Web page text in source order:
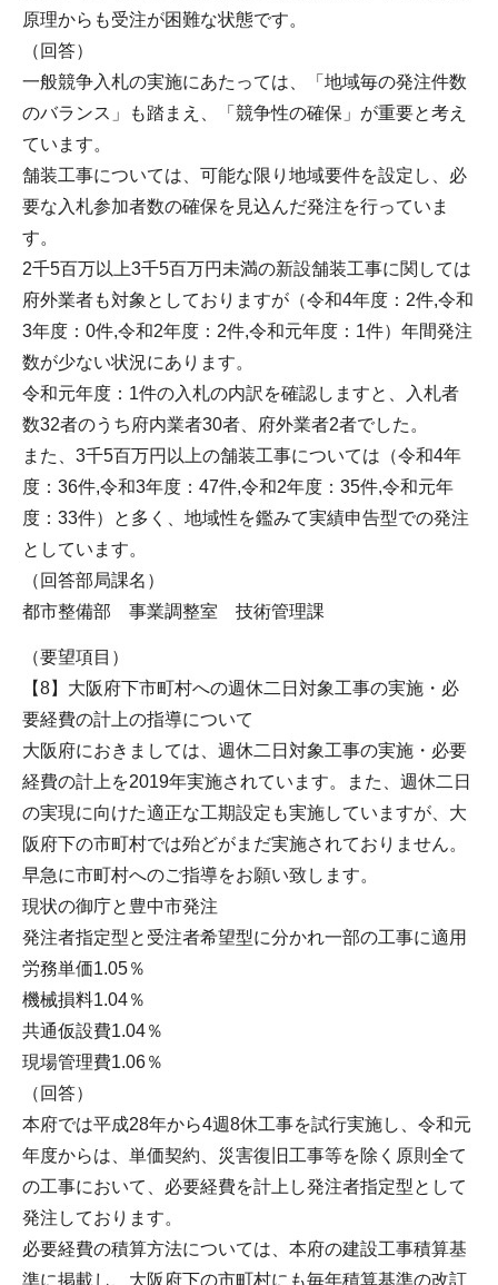
原理からも受注が困難な状態です。
（回答）
一般競争入札の実施にあたっては、「地域毎の発注件数
のバランス」も踏まえ、「競争性の確保」が重要と考え
ています。
舗装工事については、可能な限り地域要件を設定し、必
要な入札参加者数の確保を見込んだ発注を行っていま
す。
2千5百万以上3千5百万円未満の新設舗装工事に関しては
府外業者も対象としておりますが（令和4年度：2件,令和
3年度：0件,令和2年度：2件,令和元年度：1件）年間発注
数が少ない状況にあります。
令和元年度：1件の入札の内訳を確認しますと、入札者
数32者のうち府内業者30者、府外業者2者でした。
また、3千5百万円以上の舗装工事については（令和4年
度：36件,令和3年度：47件,令和2年度：35件,令和元年
度：33件）と多く、地域性を鑑みて実績申告型での発注
としています。
（回答部局課名）
都市整備部 事業調整室 技術管理課
（要望項目）
【8】大阪府下市町村への週休二日対象工事の実施・必
要経費の計上の指導について
大阪府におきましては、週休二日対象工事の実施・必要
経費の計上を2019年実施されています。また、週休二日
の実現に向けた適正な工期設定も実施していますが、大
阪府下の市町村では殆どがまだ実施されておりません。
早急に市町村へのご指導をお願い致します。
現状の御庁と豊中市発注
発注者指定型と受注者希望型に分かれ一部の工事に適用
労務単価1.05％
機械損料1.04％
共通仮設費1.04％
現場管理費1.06％
（回答）
本府では平成28年から4週8休工事を試行実施し、令和元
年度からは、単価契約、災害復旧工事等を除く原則全て
の工事において、必要経費を計上し発注者指定型として
発注しております。
必要経費の積算方法については、本府の建設工事積算基
準に掲載し、大阪府下の市町村にも毎年積算基準の改訂